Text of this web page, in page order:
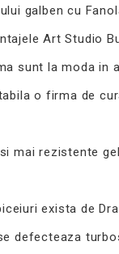
galben cu
Art Studio
sunt la moda in
o firma de
mai rezistente
exista de
defecteaza